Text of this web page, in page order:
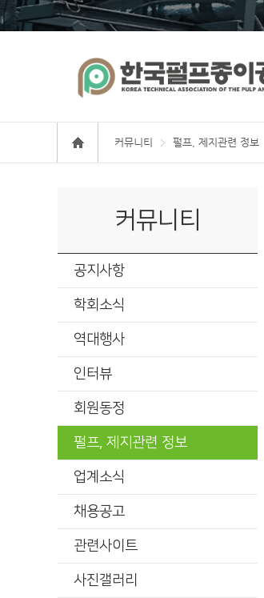
커뮤니티 펄프, 제지관련 정보
커뮤니티
공지사항
학회소식
역대행사
인터뷰
회원동정
펄프, 제지관련 정보
업계소식
채용공고
관련사이트
사진갤러리